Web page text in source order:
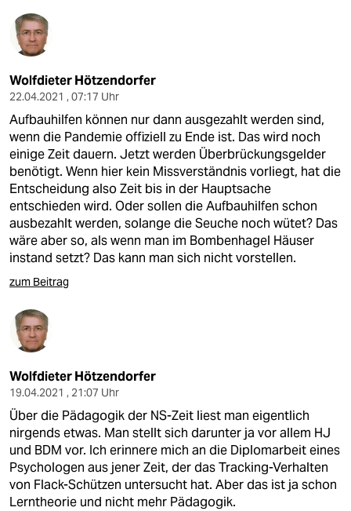
Wolfdieter Hötzendorfer
22.04.2021 , 07:17 Uhr
Aufbauhilfen können nur dann ausgezahlt werden sind,
wenn die Pandemie offiziell zu Ende ist. Das wird noch
einige Zeit dauern. Jetzt werden Überbrückungsgelder
benötigt. Wenn hier kein Missverständnis vorliegt, hat die
Entscheidung also Zeit bis in der Hauptsache
entschieden wird. Oder sollen die Aufbauhilfen schon
ausbezahlt werden, solange die Seuche noch wütet? Das
wäre aber so, als wenn man im Bombenhagel Häuser
instand setzt? Das kann man sich nicht vorstellen.
zum Beitrag
Wolfdieter Hötzendorfer
19.04.2021 , 21:07 Uhr
Über die Pädagogik der NS-Zeit liest man eigentlich
nirgends etwas. Man stellt sich darunter ja vor allem HJ
und BDM vor. Ich erinnere mich an die Diplomarbeit eines
Psychologen aus jener Zeit, der das Tracking-Verhalten
von Flack-Schützen untersucht hat. Aber das ist ja schon
Lerntheorie und nicht mehr Pädagogik.